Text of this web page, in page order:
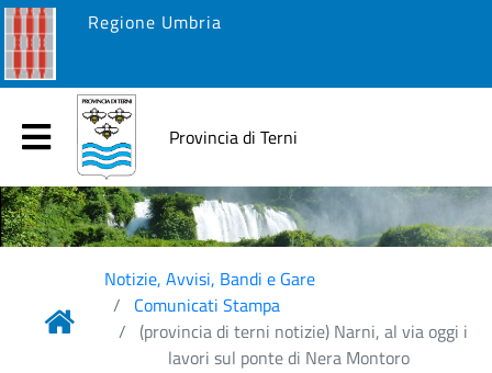
Regione Umbria
Provincia di Terni
Notizie, Avvisi, Bandi e Gare
Comunicati Stampa
(provincia di terni notizie) Narni, al via oggi i
lavori sul ponte di Nera Montoro